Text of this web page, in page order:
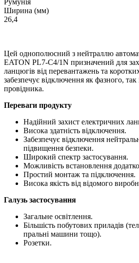
Ширина (мм)
26,4
Цей однополюсний з нейтраллю
EATON PL7-C4/1N призначений для
ланцюгів від перевантажень та
забезпечує відключення як фазного, так
провідника.
Переваги продукту
Надійний захист електричних
Висока здатність відключення.
Забезпечує відключення
підвищення безпеки.
Широкий спектр застосування.
Можливість встановлення
Простий монтаж та підключення.
Висока якість від відомого
Галузь застосування
Загальне освітлення.
Більшість побутових приладів
пральні машини тощо).
Розетки.